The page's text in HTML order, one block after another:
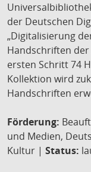
der Deutschen
„Digitalisierung
Handschriften der
ersten Schritt 74
Kollektion wird
Handschriften
Förderung:
und Medien,
Kultur | Status: